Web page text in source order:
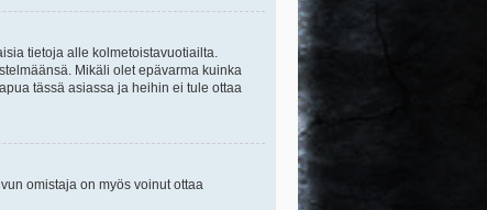
tietoja alle kolmetoistavuotiailta.
Mikäli olet epävarma kuinka
tässä asiassa ja heihin ei tule ottaa
omistaja on myös voinut ottaa